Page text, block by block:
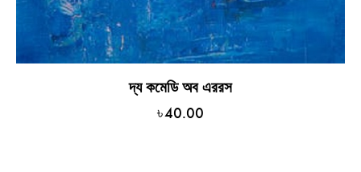
দ্য কমেডি অব এররস
৳40.00